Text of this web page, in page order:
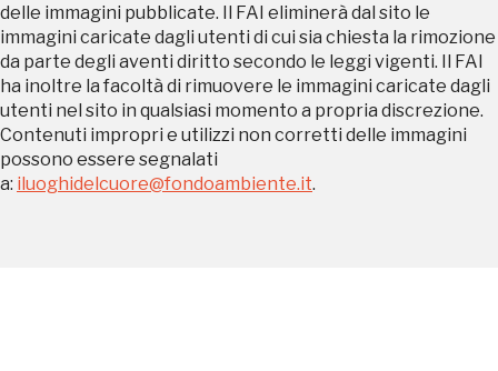
delle immagini pubblicate. Il FAI eliminerà dal sito le
immagini caricate dagli utenti di cui sia chiesta la rimozione
da parte degli aventi diritto secondo le leggi vigenti. Il FAI
ha inoltre la facoltà di rimuovere le immagini caricate dagli
utenti nel sito in qualsiasi momento a propria discrezione.
Contenuti impropri e utilizzi non corretti delle immagini
possono essere segnalati
a: iluoghidelcuore@fondoambiente.it.
ISCRIVITI AL FAI
Scopri tutte le opportunità riservate agli iscritti
Museo